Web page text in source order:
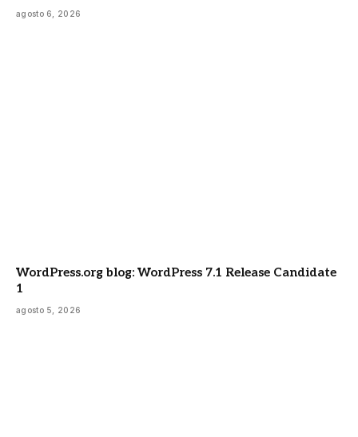
agosto 6, 2026
WordPress.org blog: WordPress 7.1 Release Candidate
1
agosto 5, 2026